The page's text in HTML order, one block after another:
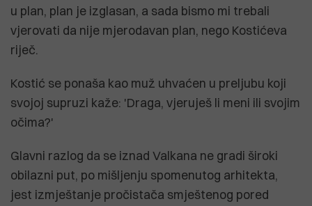
u plan, plan je izglasan, a sada bismo mi trebali
vjerovati da nije mjerodavan plan, nego Kostićeva
riječ.
Kostić se ponaša kao muž uhvaćen u preljubu koji
svojoj supruzi kaže: 'Draga, vjeruješ li meni ili svojim
očima?'
Glavni razlog da se iznad Valkana ne gradi široki
obilazni put, po mišljenju spomenutog arhitekta,
jest izmještanje pročistača smještenog pored